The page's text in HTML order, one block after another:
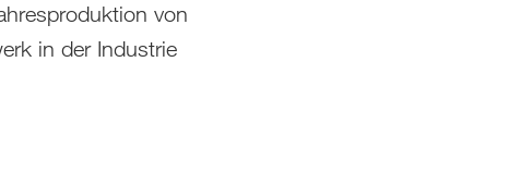
von
in der Industrie